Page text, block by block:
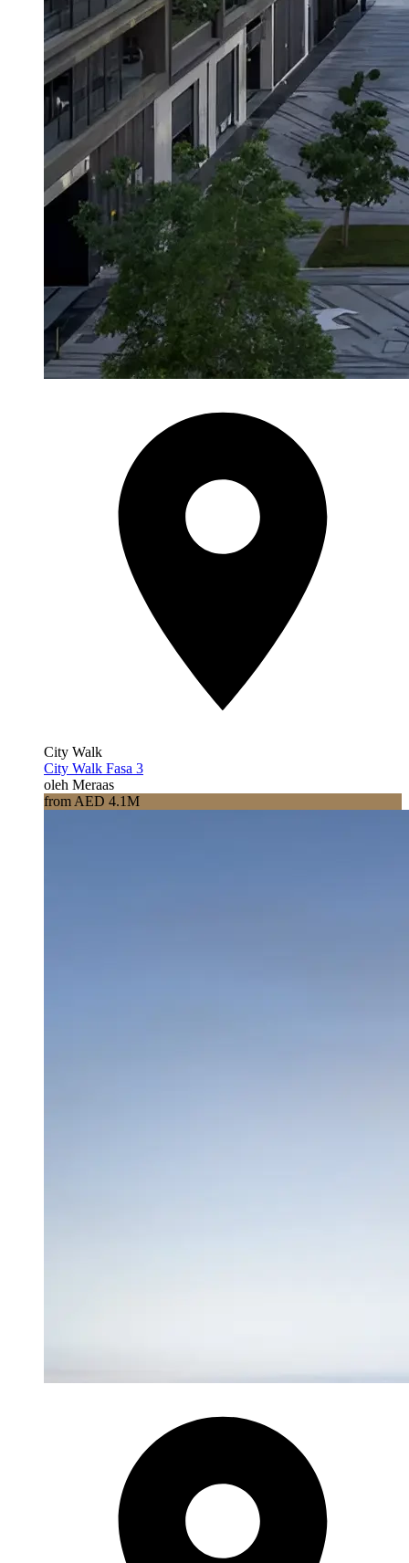
City Walk
City Walk Fasa 3
oleh Meraas
from AED 4.1M